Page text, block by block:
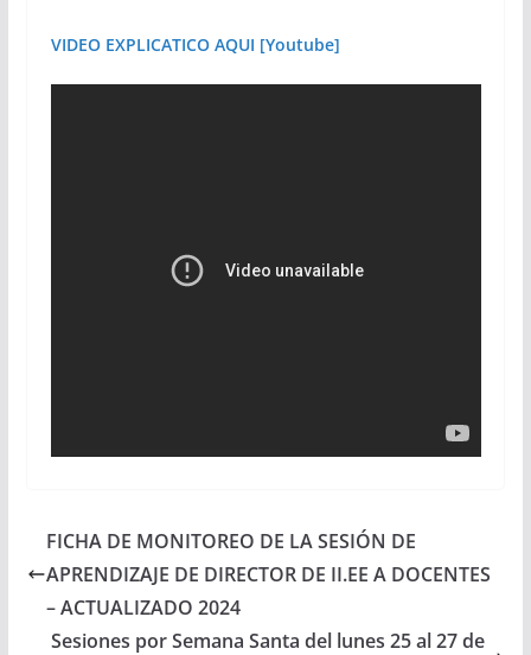
VIDEO EXPLICATICO AQUI [Youtube]
FICHA DE MONITOREO DE LA SESIÓN DE
APRENDIZAJE DE DIRECTOR DE II.EE A DOCENTES
– ACTUALIZADO 2024
Sesiones por Semana Santa del lunes 25 al 27 de